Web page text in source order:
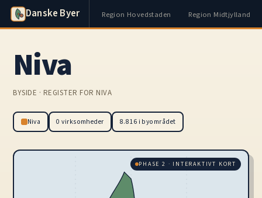
Danske Byer Region Hovedstaden Region Midtjylland
Niva
BYSIDE · REGISTER FOR NIVA
Niva 0 virksomheder 8.816 i byområdet
PHASE 2 · INTERAKTIVT KORT